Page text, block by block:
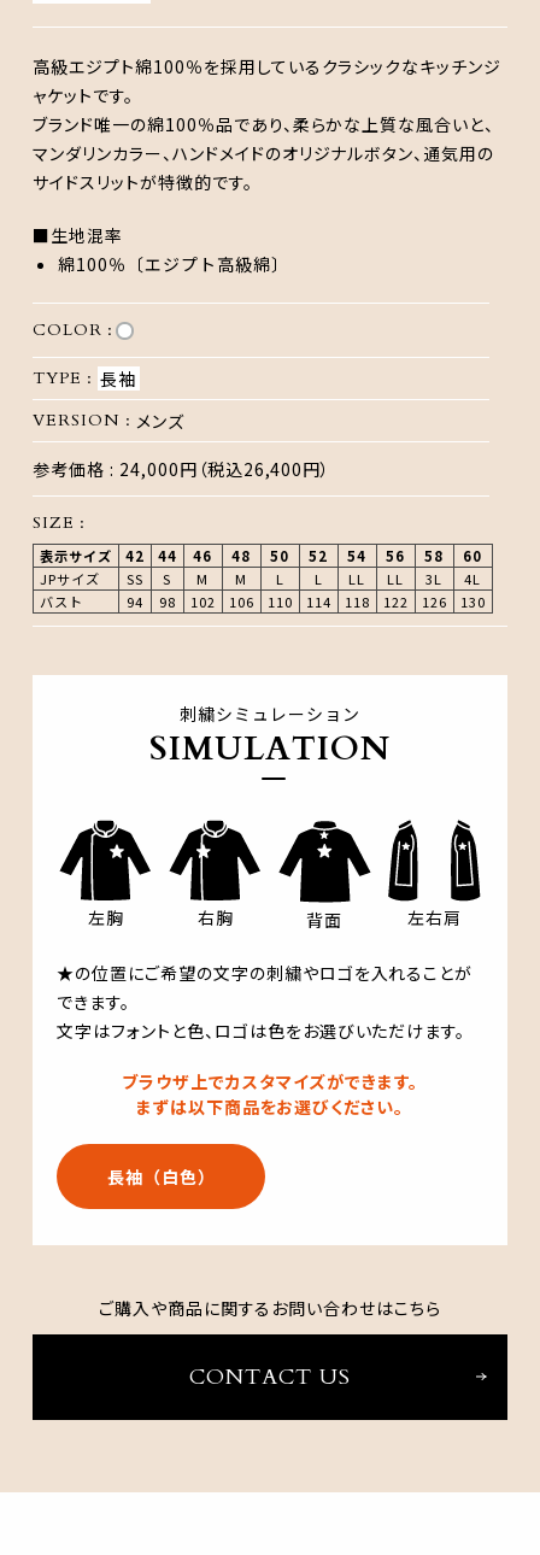
高級エジプト綿100％を採用しているクラシックなキッチンジ
ャケットです。
ブランド唯一の綿100％品であり、柔らかな上質な風合いと、
マンダリンカラー、ハンドメイドのオリジナルボタン、通気用の
サイドスリットが特徴的です。
■生地混率
綿100％〔エジプト高級綿〕
COLOR :
TYPE : 長袖
VERSION : メンズ
参考価格 : 24,000円（税込26,400円）
SIZE :
表示サイズ 42 44 46 48 50 52 54 56 58
60
JPサイズ
SS S M M L L LL LL 3L
4L
バスト
94 98 102 106 110 114 118 122 126 130
刺繍シミュレーション
SIMULATION
左胸 右胸 背面 左右肩
★の位置にご希望の文字の刺繍やロゴを入れることが
できます。
文字はフォントと色、ロゴは色をお選びいただけます。
ブラウザ上でカスタマイズができます。
まずは以下商品をお選びください。
長袖（白色）
ご購入や商品に関するお問い合わせはこちら
CONTACT US